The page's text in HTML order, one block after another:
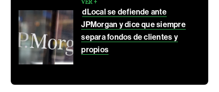
dLocal se defiende ante
JPMorgan y dice que siempre
separa fondos de clientes y
propios